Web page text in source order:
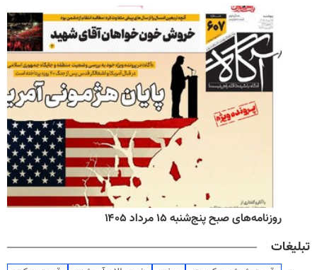
روزنامه‌های صبح پنج‌شنبه ۱۵ مرداد ۱۴۰۵
تبلیغات